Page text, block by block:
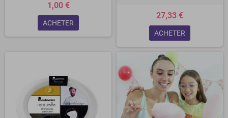
1,00 €
ACHETER
27,33 €
ACHETER